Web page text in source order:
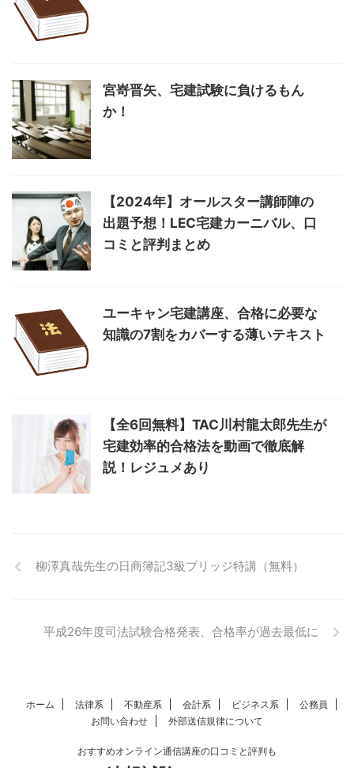
宮嵜晋矢、宅建試験に負けるもん
か！
【2024年】オールスター講師陣の
出題予想！LEC宅建カーニバル、口
コミと評判まとめ
ユーキャン宅建講座、合格に必要な
知識の7割をカバーする薄いテキスト
【全6回無料】TAC川村龍太郎先生が
宅建効率的合格法を動画で徹底解
説！レジュメあり
柳澤真哉先生の日商簿記3級ブリッジ特講（無料）
平成26年度司法試験合格発表、合格率が過去最低に
ホーム 法律系 不動産系 会計系 ビジネス系
公務員
お問い合わせ
外部送信規律について
おすすめオンライン通信講座の口コミと評判も